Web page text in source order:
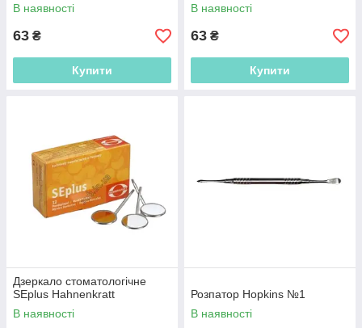
В наявності
63 ₴
Купити
В наявності
63 ₴
Купити
Дзеркало стоматологічне
SEplus Hahnenkratt
В наявності
Розпатор Hopkins №1
В наявності